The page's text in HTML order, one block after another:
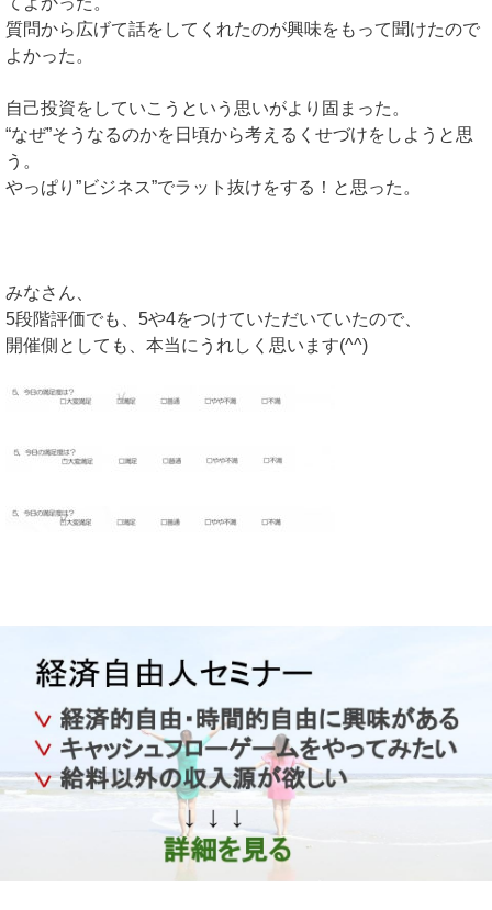
質問から広げて話をしてくれたのが興味をもって聞けたので
よかった。
自己投資をしていこうという思いがより固まった。
“なぜ”そうなるのかを日頃から考えるくせづけをしようと思
う。
やっぱり”ビジネス”でラット抜けをする！と思った。
みなさん、
5段階評価でも、5や4をつけていただいていたので、
開催側としても、本当にうれしく思います(^^)